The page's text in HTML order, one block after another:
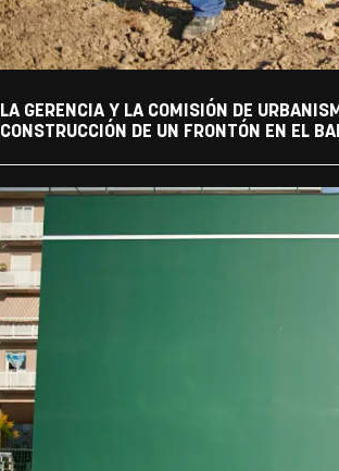
LA GERENCIA Y LA COMISIÓN DE
CONSTRUCCIÓN DE UN FRONTÓN EN EL